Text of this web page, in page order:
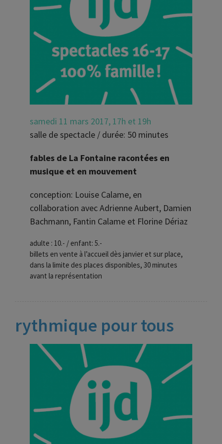
samedi 11 mars 2017, 17h et 19h
salle de spectacle / durée: 50 minutes
fables de La Fontaine racontées en
musique et en mouvement
conception: Louise Calame, en
collaboration avec Adrienne Aubert, Damien
Bachmann, Fantin Calame et Florine Dériaz
adulte : 10.- / enfant: 5.-
billets en vente à l’accueil dès janvier et sur place,
dans la limite des places disponibles, 30 minutes
avant la représentation
rythmique pour tous